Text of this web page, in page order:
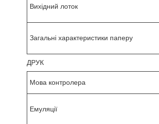
Вихідний лоток
Загальні характеристики паперу
ДРУК
Мова контролера
Емуляції